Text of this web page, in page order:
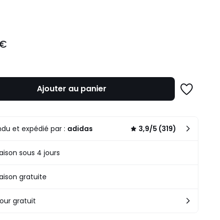
Ajouter au panier
Ajouter
et expédié par : adidas 3,9/5 (319)
sous 4 jours
gratuite
gratuit